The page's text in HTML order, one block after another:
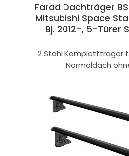
Farad Dachträger
Mitsubishi Space
Bj. 2012-, 5-Türer
2 Stahl Komplettträger
Normaldach